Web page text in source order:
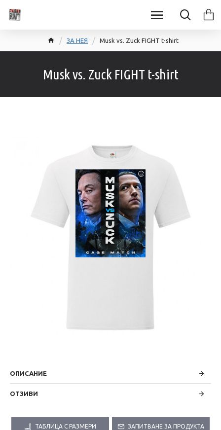
ЗА НЕЯ Musk vs. Zuck FIGHT t-shirt
Musk vs. Zuck FIGHT t-shirt
ОПИСАНИЕ
ОТЗИВИ
ТАБЛИЦА С РАЗМЕРИ ЗАПИТВАНЕ ЗА ПРОДУКТА